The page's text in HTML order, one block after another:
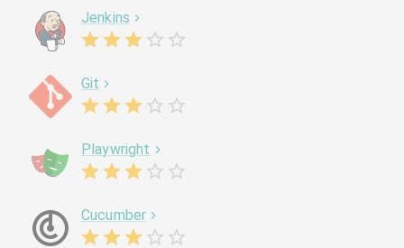
Jenkins
Git
Playwright
Cucumber